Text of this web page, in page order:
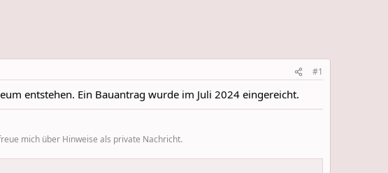
#1
entstehen. Ein Bauantrag wurde im Juli 2024 eingereicht.
mich über Hinweise als private Nachricht.